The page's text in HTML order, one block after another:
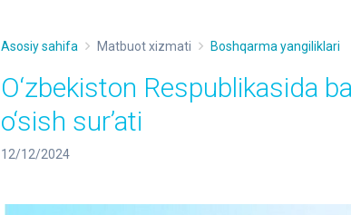
Asosiy sahifa Matbuot xizmati Boshqarma yangiliklari
O‘zbekiston Respublikasida
o‘sish surʼati
12/12/2024